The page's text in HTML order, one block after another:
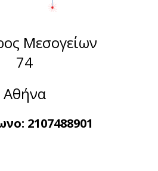
Μεσογείων
74
Αθήνα
2107488901